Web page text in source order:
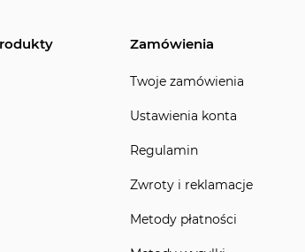
Zamówienia
Twoje zamówienia
Ustawienia konta
Regulamin
Zwroty i reklamacje
Metody płatności